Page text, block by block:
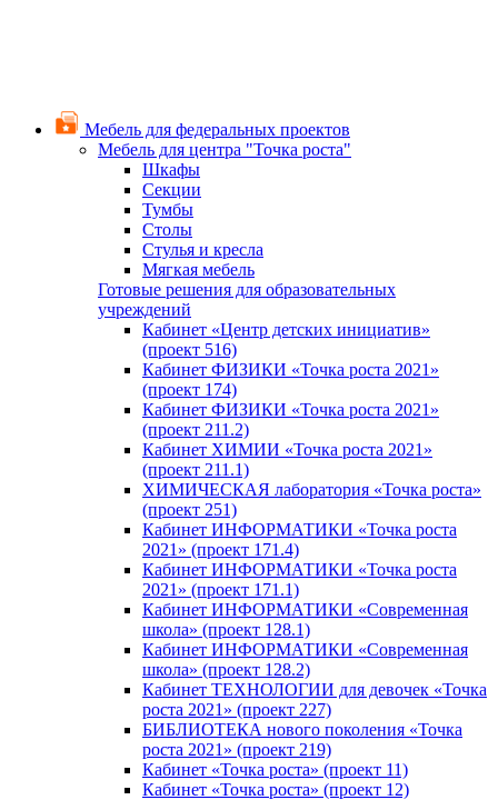
Мебель для федеральных проектов
Мебель для центра "Точка роста"
Шкафы
Секции
Тумбы
Столы
Стулья и кресла
Мягкая мебель
Готовые решения для образовательных
учреждений
Кабинет «Центр детских инициатив»
(проект 516)
Кабинет ФИЗИКИ «Точка роста 2021»
(проект 174)
Кабинет ФИЗИКИ «Точка роста 2021»
(проект 211.2)
Кабинет ХИМИИ «Точка роста 2021»
(проект 211.1)
ХИМИЧЕСКАЯ лаборатория «Точка роста»
(проект 251)
Кабинет ИНФОРМАТИКИ «Точка роста
2021» (проект 171.4)
Кабинет ИНФОРМАТИКИ «Точка роста
2021» (проект 171.1)
Кабинет ИНФОРМАТИКИ «Современная
школа» (проект 128.1)
Кабинет ИНФОРМАТИКИ «Современная
школа» (проект 128.2)
Кабинет ТЕХНОЛОГИИ для девочек «Точка
роста 2021» (проект 227)
БИБЛИОТЕКА нового поколения «Точка
роста 2021» (проект 219)
Кабинет «Точка роста» (проект 11)
Кабинет «Точка роста» (проект 12)